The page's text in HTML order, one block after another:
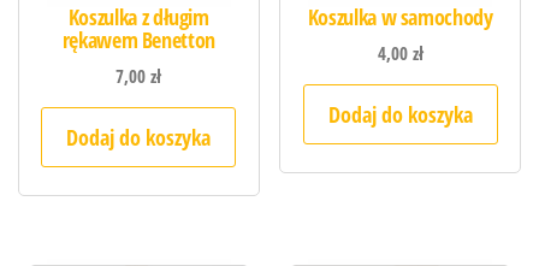
Koszulka z długim
rękawem Benetton
7,00zł
Dodaj do koszyka
Koszulka w samochody
4,00zł
Dodaj do koszyka